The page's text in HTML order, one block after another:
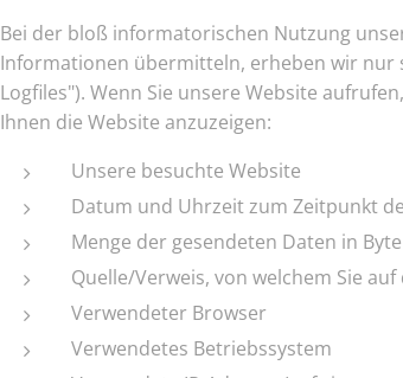
Bei der bloß informatorischen Nutzung
Informationen übermitteln, erheben wir nur
Logfiles"). Wenn Sie unsere Website
Ihnen die Website anzuzeigen:
Unsere besuchte Website
Datum und Uhrzeit zum Zeitpunkt
Menge der gesendeten Daten in Byte
Quelle/Verweis, von welchem Sie
Verwendeter Browser
Verwendetes Betriebssystem